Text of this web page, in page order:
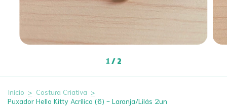
1/2
Início > Costura Criativa >
Puxador Hello Kitty Acrílico (6) - Laranja/Lilás 2un